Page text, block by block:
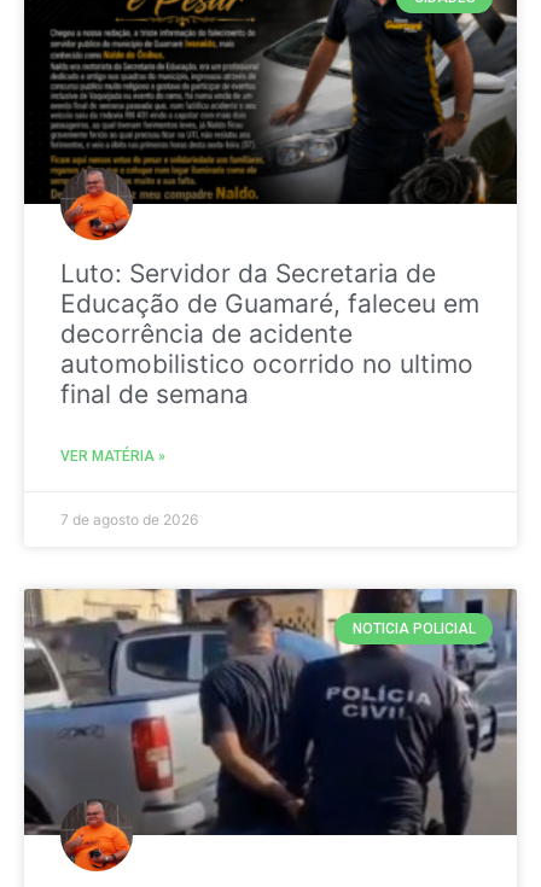
Luto: Servidor da Secretaria de
Educação de Guamaré, faleceu em
decorrência de acidente
automobilistico ocorrido no ultimo
final de semana
VER MATÉRIA »
7 de agosto de 2026
NOTICIA POLICIAL